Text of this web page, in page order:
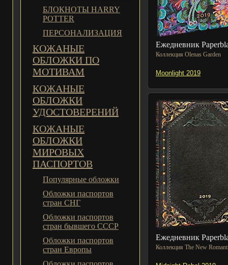
БЛОКНОТЫ HARRY
POTTER
ПЕРСОНАЛИЗАЦИЯ
КОЖАНЫЕ
ОБЛОЖКИ ПО
МОТИВАМ
КОЖАНЫЕ
ОБЛОЖКИ
УДОСТОВЕРЕНИЙ
КОЖАНЫЕ
ОБЛОЖКИ
МИРОВЫХ
ПАСПОРТОВ
Популярные обложки
Обложки паспортов
стран СНГ
Обложки паспортов
стран бывшего СССР
Обложки паспортов
стран Европы
Ежедневник
Коллекция Olenas Garden
Moonlight 2019
Ежедневник
Коллекция The New